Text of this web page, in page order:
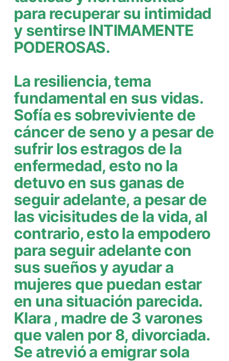
para recuperar su intimidad
y sentirse INTIMAMENTE
PODEROSAS.
La resiliencia, tema
fundamental en sus vidas.
Sofía es sobreviviente de
cáncer de seno y a pesar de
sufrir los estragos de la
enfermedad, esto no la
detuvo en sus ganas de
seguir adelante, a pesar de
las vicisitudes de la vida, al
contrario, esto la empodero
para seguir adelante con
sus sueños y ayudar a
mujeres que puedan estar
en una situación parecida.
Klara , madre de 3 varones
que valen por 8, divorciada.
Se atrevió a emigrar sola